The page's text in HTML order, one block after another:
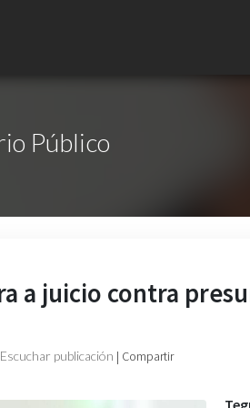
Público
a juicio contra
Escuchar publicación | Compartir